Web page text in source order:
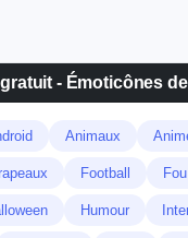
- Émoticônes
Animaux
Football Fou
Humour